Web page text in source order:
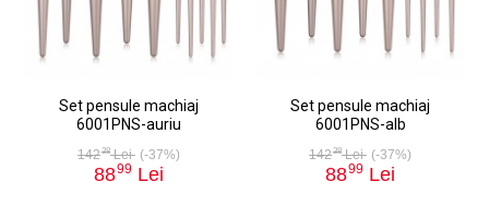
Set pensule machiaj
6001PNS-auriu
14238Lei (-37%)
8899 Lei
Set pensule machiaj
6001PNS-alb
14238Lei (-37%)
8899 Lei